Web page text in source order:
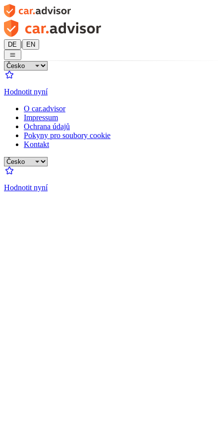
DE | EN
Hodnotit nyní
O car.advisor
Impressum
Ochrana údajů
Pokyny pro soubory cookie
Kontakt
Hodnotit nyní